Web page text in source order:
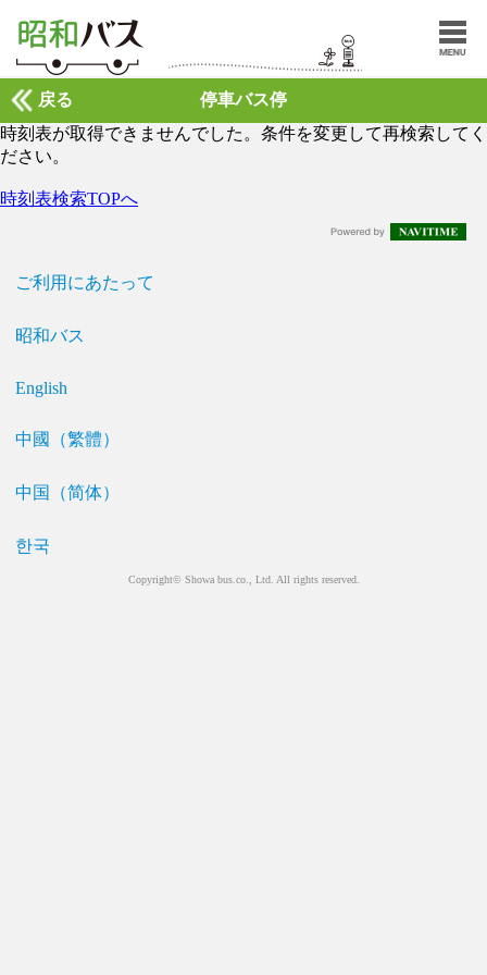
停車バス停
戻る
時刻表が取得できませんでした。条件を変更して再検索してく
ださい。
時刻表検索TOPへ
ご利用にあたって
昭和バス
English
中國（繁體）
中国（简体）
한국
Copyright© Showa bus.co., Ltd. All rights reserved.